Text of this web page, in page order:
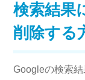
検索結果
削除する
Googleの検索